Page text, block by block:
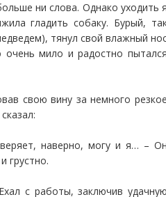
ни слова. Однако уходить
гладить собаку. Бурый,
тянул свой влажный
мило и радостно
свою вину за немного
наверно, могу и я… –
грустно.
с работы, заключив